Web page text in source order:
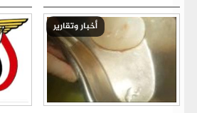
أخبار وتقارير